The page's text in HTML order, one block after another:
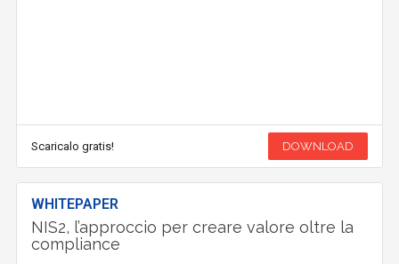
Scaricalo gratis! DOWNLOAD
WHITEPAPER
NIS2, l’approccio per creare valore oltre la
compliance